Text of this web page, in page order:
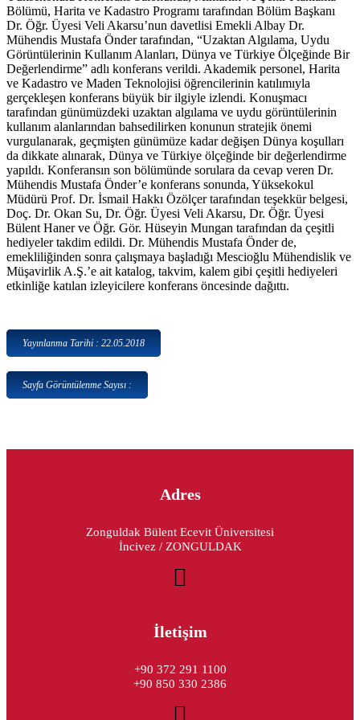
Bölümü, Harita ve Kadastro Programı tarafından Bölüm Başkanı
Dr. Öğr. Üyesi Veli Akarsu’nun davetlisi Emekli Albay Dr.
Mühendis Mustafa Önder tarafından, “Uzaktan Algılama, Uydu
Görüntülerinin Kullanım Alanları, Dünya ve Türkiye Ölçeğinde Bir
Değerlendirme” adlı konferans verildi. Akademik personel, Harita
ve Kadastro ve Maden Teknolojisi öğrencilerinin katılımıyla
gerçekleşen konferans büyük bir ilgiyle izlendi. Konuşmacı
tarafından günümüzdeki uzaktan algılama ve uydu görüntülerinin
kullanım alanlarından bahsedilirken konunun stratejik önemi
vurgulanarak, geçmişten günümüze kadar değişen Dünya koşulları
da dikkate alınarak, Dünya ve Türkiye ölçeğinde bir değerlendirme
yapıldı. Konferansın son bölümünde sorulara da cevap veren Dr.
Mühendis Mustafa Önder’e konferans sonunda, Yüksekokul
Müdürü Prof. Dr. İsmail Hakkı Özölçer tarafından teşekkür belgesi,
Doç. Dr. Okan Su, Dr. Öğr. Üyesi Veli Akarsu, Dr. Öğr. Üyesi
Bülent Haner ve Öğr. Gör. Hüseyin Mungan tarafından da çeşitli
hediyeler takdim edildi. Dr. Mühendis Mustafa Önder de,
emekliliğinden sonra çalışmaya başladığı Mescioğlu Mühendislik ve
Müşavirlik A.Ş.’e ait katalog, takvim, kalem gibi çeşitli hediyeleri
etkinliğe katılan izleyicilere konferans öncesinde dağıttı.
Yayınlanma Tarihi : 22.05.2018
Sayfa Görüntülenme Sayısı :
Adres
Zonguldak Bülent Ecevit Üniversitesi
İncivez / ZONGULDAK
İletişim
+90 372 291 1100
+90 850 330 2386